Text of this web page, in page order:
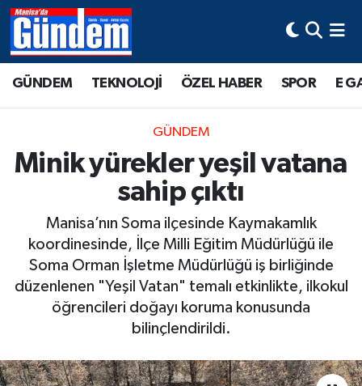
GÜNDEM TEKNOLOJİ ÖZEL HABER SPOR E
GÜNDEM
Minik yürekler yeşil vatana
sahip çıktı
Manisa’nın Soma ilçesinde Kaymakamlık
koordinesinde, İlçe Milli Eğitim Müdürlüğü ile
Soma Orman İşletme Müdürlüğü iş birliğinde
düzenlenen "Yeşil Vatan" temalı etkinlikte, ilkokul
öğrencileri doğayı koruma konusunda
bilinçlendirildi.
Manisa Hava Durumu
Tüm Manşetler
Son Dakika Haberleri
Haber Arşivi